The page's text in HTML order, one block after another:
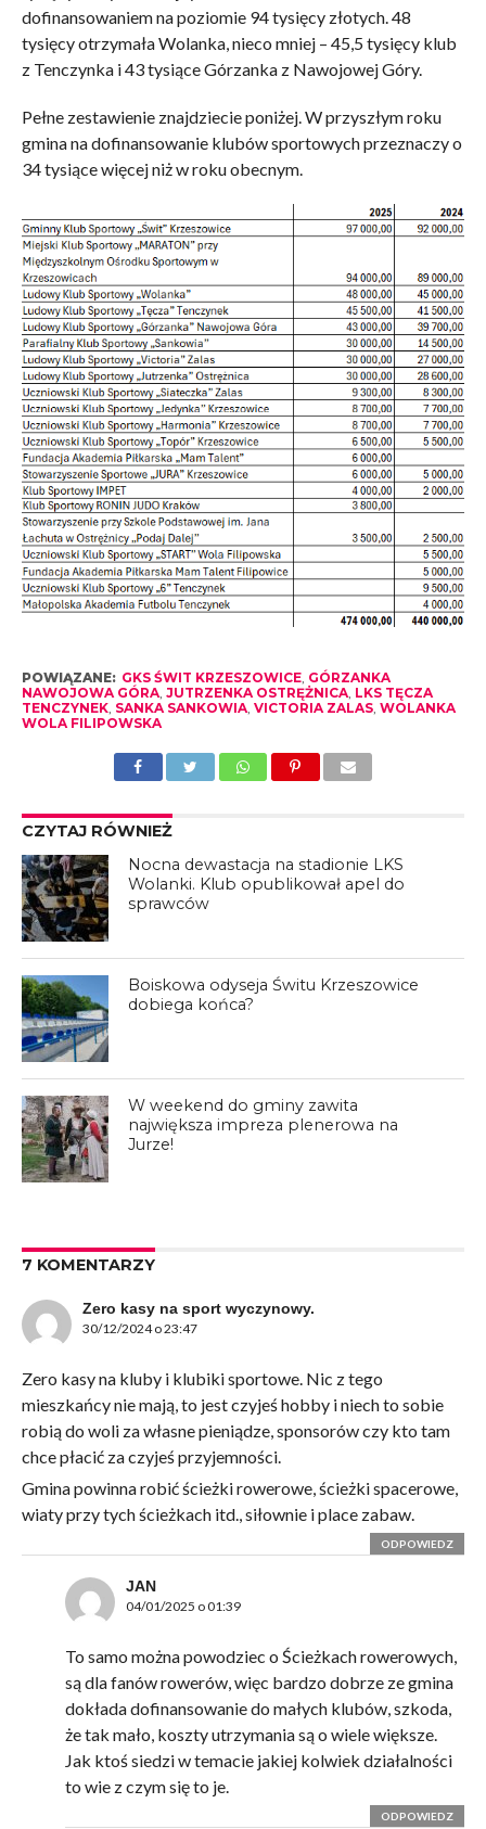
dofinansowaniem na poziomie 94 tysięcy złotych. 48
tysięcy otrzymała Wolanka, nieco mniej – 45,5 tysięcy klub
z Tenczynka i 43 tysiące Górzanka z Nawojowej Góry.
Pełne zestawienie znajdziecie poniżej. W przyszłym roku
gmina na dofinansowanie klubów sportowych przeznaczy o
34 tysiące więcej niż w roku obecnym.
POWIĄZANE: GKS ŚWIT KRZESZOWICE, GÓRZANKA
NAWOJOWA GÓRA, JUTRZENKA OSTRĘŻNICA, LKS TĘCZA
TENCZYNEK, SANKA SANKOWIA, VICTORIA ZALAS, WOLANKA
WOLA FILIPOWSKA
CZYTAJ RÓWNIEŻ
Nocna dewastacja na stadionie LKS
Wolanki. Klub opublikował apel do
sprawców
Boiskowa odyseja Świtu Krzeszowice
dobiega końca?
W weekend do gminy zawita
największa impreza plenerowa na
Jurze!
7 KOMENTARZY
Zero kasy na sport wyczynowy.
30/12/2024 o 23:47
Zero kasy na kluby i klubiki sportowe. Nic z tego
mieszkańcy nie mają, to jest czyjeś hobby i niech to sobie
robią do woli za własne pieniądze, sponsorów czy kto tam
chce płacić za czyjeś przyjemności.
Gmina powinna robić ścieżki rowerowe, ścieżki spacerowe,
wiaty przy tych ścieżkach itd., siłownie i place zabaw.
ODPOWIEDZ
JAN
04/01/2025 o 01:39
To samo można powodziec o Ścieżkach rowerowych,
są dla fanów rowerów, więc bardzo dobrze ze gmina
dokłada dofinansowanie do małych klubów, szkoda,
że tak mało, koszty utrzymania są o wiele większe.
Jak ktoś siedzi w temacie jakiej kolwiek działalności
to wie z czym się to je.
ODPOWIEDZ